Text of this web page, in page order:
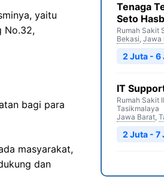
yaitu
No.32,
bagi para
masyarakat,
dan
Tenaga
Seto
Rumah Sakit
Bekasi, Jawa
2 Juta - 6
IT
Rumah Sakit
Tasikmalaya
Jawa Barat,
2 Juta - 7